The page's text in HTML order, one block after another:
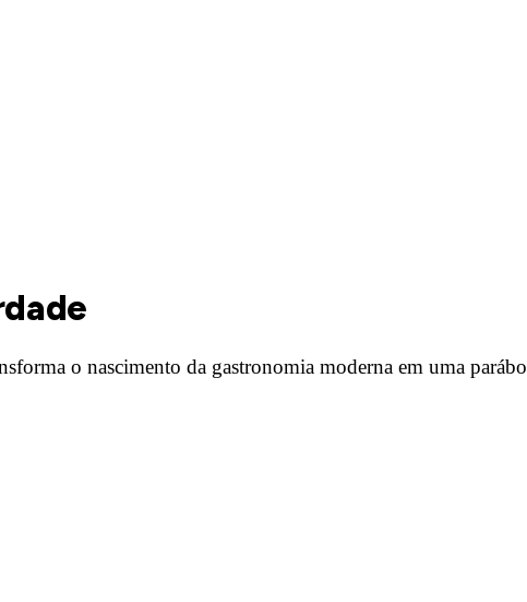
o nascimento da gastronomia moderna em uma